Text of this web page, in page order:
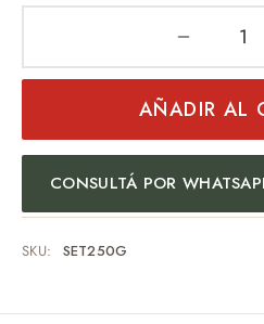
AÑADIR AL
CONSULTÁ POR
SKU: SET250G